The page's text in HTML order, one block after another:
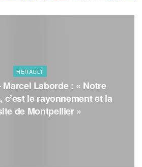
HERAULT
Marcel Laborde : « Notre
c’est le rayonnement et la
de Montpellier »